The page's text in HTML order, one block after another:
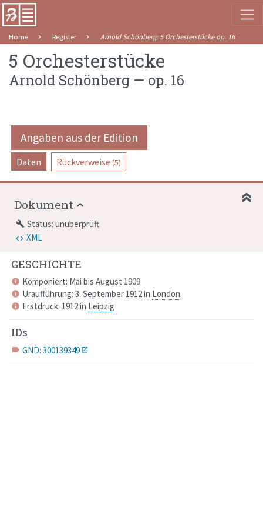
Home Register Arnold Schönberg: 5 Orchesterstücke op. 16
5 Orchesterstücke
Arnold Schönberg — op. 16
Angaben aus der Edition
Daten Rückverweise (5)
GESCHICHTE
info Komponiert: Mai bis August 1909
info Uraufführung: 3. September 1912 in London
info Erstdruck: 1912 in Leipzig
IDs
label GND: 300139349
Dokument
build Status: unüberprüft
XML